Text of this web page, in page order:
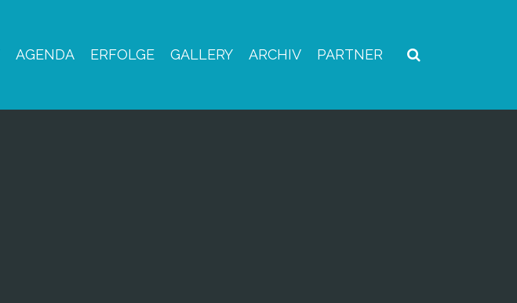
AGENDA ERFOLGE GALLERY ARCHIV PARTNER